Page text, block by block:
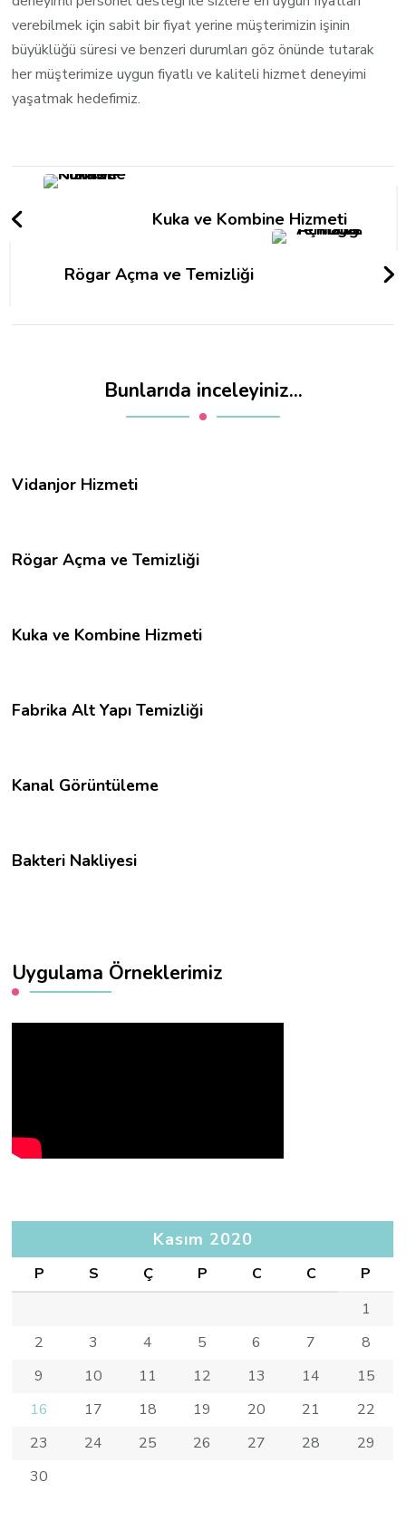
verebilmek için sabit bir fiyat yerine müşterimizin işinin
büyüklüğü süresi ve benzeri durumları göz önünde tutarak
her müşterimize uygun fiyatlı ve kaliteli hizmet deneyimi
yaşatmak hedefimiz.
Yazı
dolaşımı
Kuka ve Kombine Hizmeti
Rögar Açma ve Temizliği
Bunlarıda inceleyiniz...
Vidanjor Hizmeti
Rögar Açma ve Temizliği
Kuka ve Kombine Hizmeti
Fabrika Alt Yapı Temizliği
Kanal Görüntüleme
Bakteri Nakliyesi
Uygulama Örneklerimiz
Kasım 2020
P S Ç P C C
P
1
2
3 4 5 6 7
8
9
10 11 12 13 14
15
16
17 18 19 20 21
22
23
24 25 26 27 28
29
30